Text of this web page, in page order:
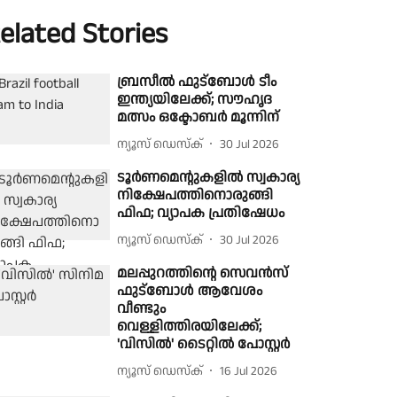
Stories
ബ്രസീൽ ഫുട്ബോൾ ടീം
ഇന്ത്യയിലേക്ക്; സൗഹൃദ
മത്സം ഒക്ടോബർ മൂന്നിന്
ന്യൂസ് ഡെസ്ക് 30 Jul 2026
ടൂർണമെന്റുകളില്‍ സ്വകാര്യ
നിക്ഷേപത്തിനൊരുങ്ങി
ഫിഫ; വ്യാപക പ്രതിഷേധം
ന്യൂസ് ഡെസ്ക് 30 Jul 2026
മലപ്പുറത്തിന്റെ സെവൻസ്
ഫുട്ബോൾ ആവേശം
വീണ്ടും
വെള്ളിത്തിരയിലേക്ക്;
'വിസിൽ' ടൈറ്റിൽ പോസ്റ്റർ
ന്യൂസ് ഡെസ്ക് 16 Jul 2026